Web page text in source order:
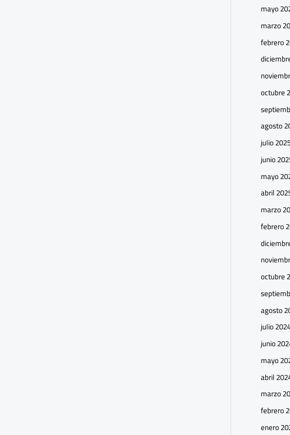
mayo
marzo
febrero
octubre
agosto
julio
junio
mayo
abril
marzo
febrero
octubre
agosto
julio
junio
mayo
abril
marzo
febrero
enero